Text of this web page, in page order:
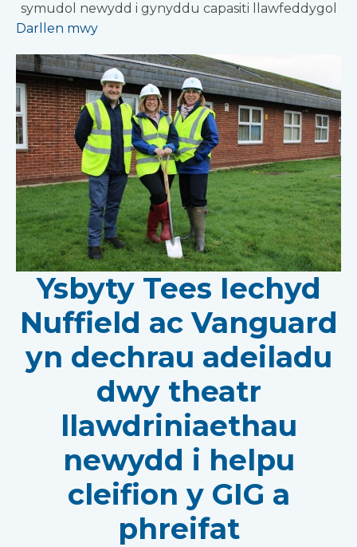
symudol newydd i gynyddu capasiti llawfeddygol
Darllen mwy
Ysbyty Tees Iechyd
Nuffield ac Vanguard
yn dechrau adeiladu
dwy theatr
llawdriniaethau
newydd i helpu
cleifion y GIG a
phreifat